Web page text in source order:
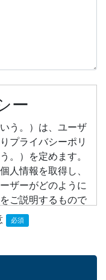
ー
う。）は、ユーザ
プライバシーポリ
。）を定めます。
人情報を取得し、
ザーがどのように
ご説明するもので
必須